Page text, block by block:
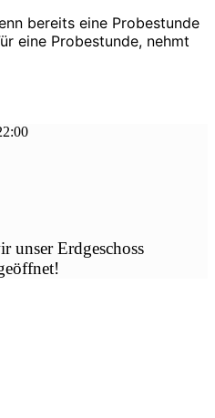
bereits eine Probestunde
eine Probestunde, nehmt
unser Erdgeschoss